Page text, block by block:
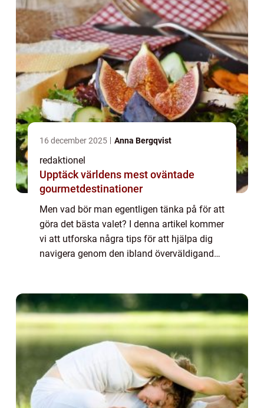
16 december 2025 Anna Bergqvist
redaktionel
Upptäck världens mest oväntade
gourmetdestinationer
Men vad bör man egentligen tänka på för att
göra det bästa valet? I denna artikel kommer
vi att utforska några tips för att hjälpa dig
navigera genom den ibland överväldigande